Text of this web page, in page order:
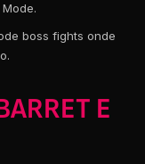
boss fights onde
E